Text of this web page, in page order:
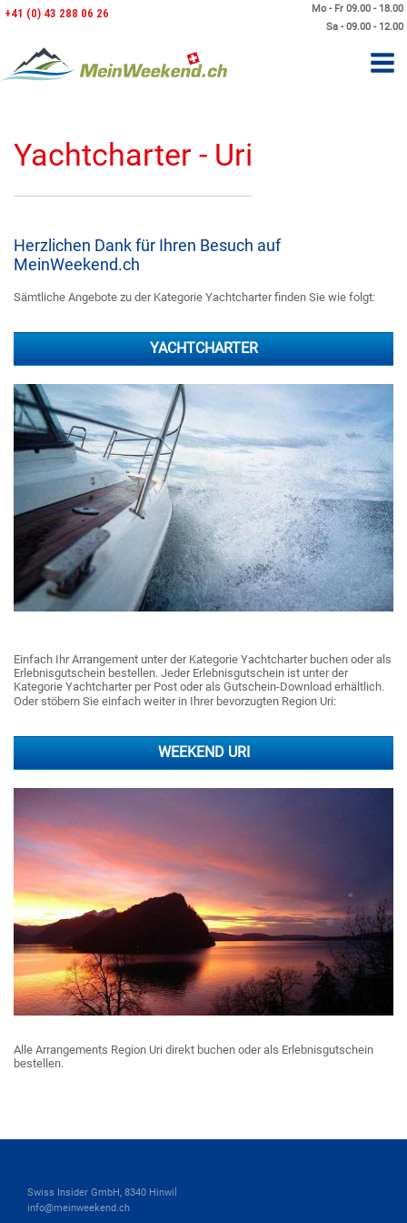
Mo - Fr 09.00 - 18.00
Sa - 09.00 - 12.00
+41 (0) 43 288 06 26
Yachtcharter - Uri
Herzlichen Dank für Ihren Besuch auf
MeinWeekend.ch
Sämtliche Angebote zu der Kategorie Yachtcharter finden Sie wie folgt:
YACHTCHARTER
Einfach Ihr Arrangement unter der Kategorie Yachtcharter buchen oder als
Erlebnisgutschein bestellen. Jeder Erlebnisgutschein ist unter der
Kategorie Yachtcharter per Post oder als Gutschein-Download erhältlich.
Oder stöbern Sie einfach weiter in Ihrer bevorzugten Region Uri:
WEEKEND URI
Alle Arrangements Region Uri direkt buchen oder als Erlebnisgutschein
bestellen.
Swiss Insider GmbH, 8340 Hinwil
info@meinweekend.ch